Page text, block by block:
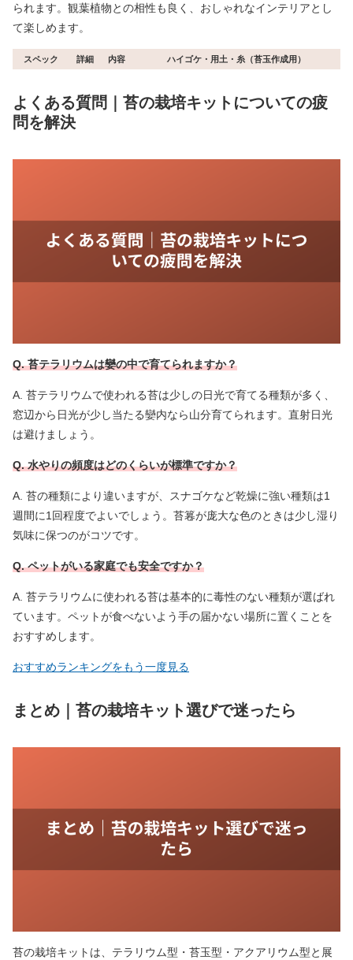
られます。観葉植物との相性も良く、おしゃれなインテリアとし
て楽しめます。
スペック 詳細 内容 ハイゴケ・用土・糸（苔玉作成用）
よくある質問｜苔の栽培キットについての疲
問を解決
Q. 苔テラリウムは孌の中で育てられますか？
A. 苔テラリウムで使われる苔は少しの日光で育てる種類が多く、
窓辺から日光が少し当たる孌内なら山分育てられます。直射日光
は避けましょう。
Q. 水やりの頻度はどのくらいが標準ですか？
A. 苔の種類により違いますが、スナゴケなど乾燥に強い種類は1
週間に1回程度でよいでしょう。苔篹が庞大な色のときは少し湿り
気味に保つのがコツです。
Q. ペットがいる家庭でも安全ですか？
A. 苔テラリウムに使われる苔は基本的に毒性のない種類が選ばれ
ています。ペットが食べないよう手の届かない場所に置くことを
おすすめします。
おすすめランキングをもう一度見る
まとめ｜苔の栽培キット選びで迷ったら
苔の栽培キットは、テラリウム型・苔玉型・アクアリウム型と展